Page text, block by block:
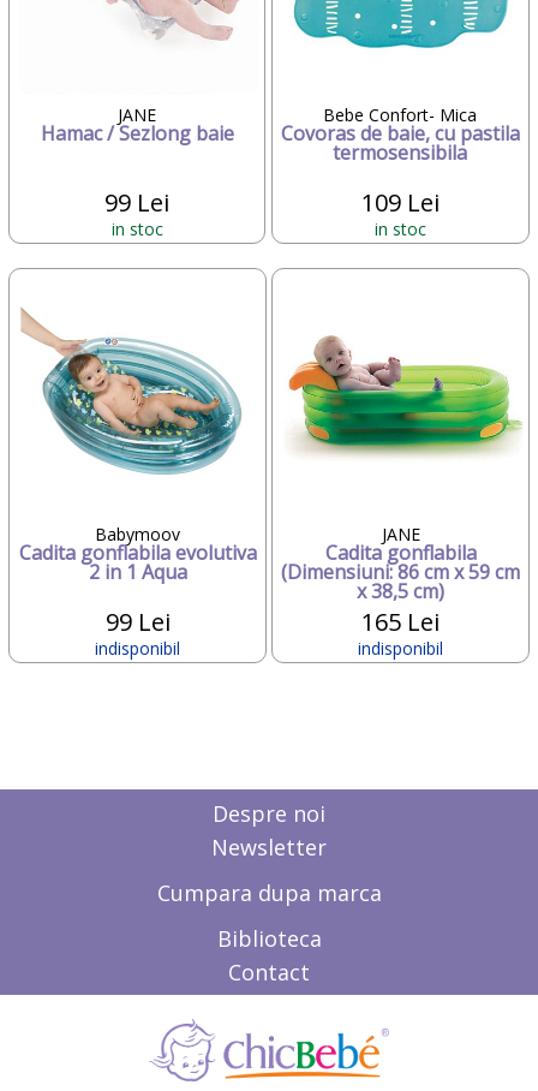
JANE
Hamac / Sezlong baie
99 Lei
in stoc
Bebe Confort- Mica
Covoras de baie, cu pastila
termosensibila
109 Lei
in stoc
Babymoov
Cadita gonflabila evolutiva
2 in 1 Aqua
99 Lei
indisponibil
JANE
Cadita gonflabila
(Dimensiuni: 86 cm x 59 cm
x 38,5 cm)
165 Lei
indisponibil
Despre noi
Newsletter
Cumpara dupa marca
Biblioteca
Contact